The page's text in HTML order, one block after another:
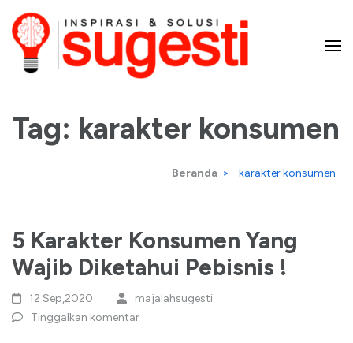
Lompat
ke
konten
Enter)
dan Solusi
Tag: karakter konsumen
Beranda > karakter konsumen
5 Karakter Konsumen Yang
Wajib Diketahui Pebisnis !
12 Sep,2020
majalahsugesti
Tinggalkan komentar